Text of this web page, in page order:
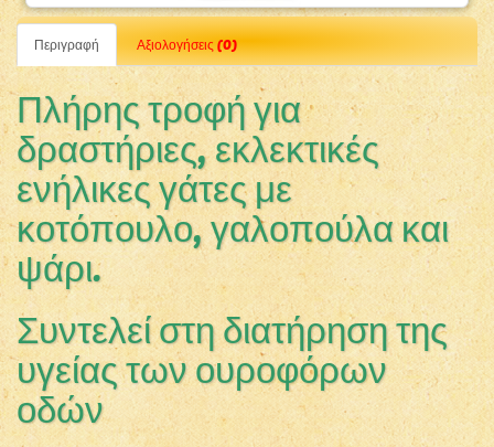
Περιγραφή Αξιολογήσεις (0)
Πλήρης τροφή για
δραστήριες, εκλεκτικές
ενήλικες γάτες με
κοτόπουλο, γαλοπούλα και
ψάρι.
Συντελεί στη διατήρηση της
υγείας των ουροφόρων
οδών